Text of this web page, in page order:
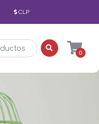
CLP
0